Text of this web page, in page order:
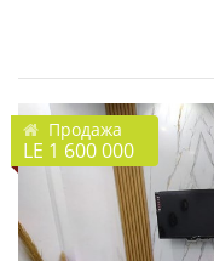
Продажа
LE 1 600 000